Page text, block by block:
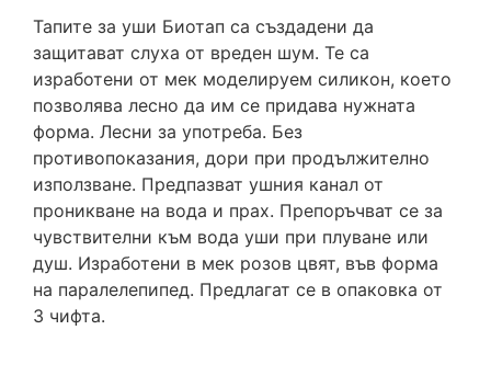
Тапите за уши Биотап са създадени да
защитават слуха от вреден шум. Те са
изработени от мек моделируем силикон, което
позвoлява лесно да им се придава нужната
форма. Лесни за употреба. Без
противопоказания, дори при продължително
използване. Предпазват ушния канал от
проникване на вода и прах. Препоръчват се за
чувствителни към вода уши при плуване или
душ. Изработени в мек розов цвят, във форма
на паралелепипед. Предлагат се в опаковка от
3 чифта.